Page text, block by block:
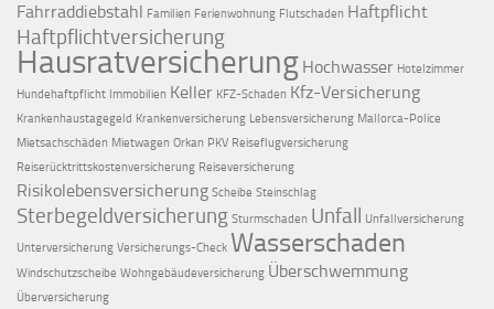
Fahrraddiebstahl Familien Ferienwohnung Flutschaden Haftpflicht
Haftpflichtversicherung
Hausratversicherung Hochwasser Hotelzimmer
Hundehaftpflicht Immobilien Keller KFZ-Schaden Kfz-Versicherung
Krankenhaustagegeld Krankenversicherung Lebensversicherung Mallorca-Police
Mietsachschäden Mietwagen Orkan PKV Reiseflugversicherung
Reiserücktrittskostenversicherung Reiseversicherung
Risikolebensversicherung Scheibe Steinschlag
Sterbegeldversicherung Sturmschaden Unfall Unfallversicherung
Unterversicherung Versicherungs-Check Wasserschaden
Windschutzscheibe Wohngebäudeversicherung Überschwemmung
Überversicherung